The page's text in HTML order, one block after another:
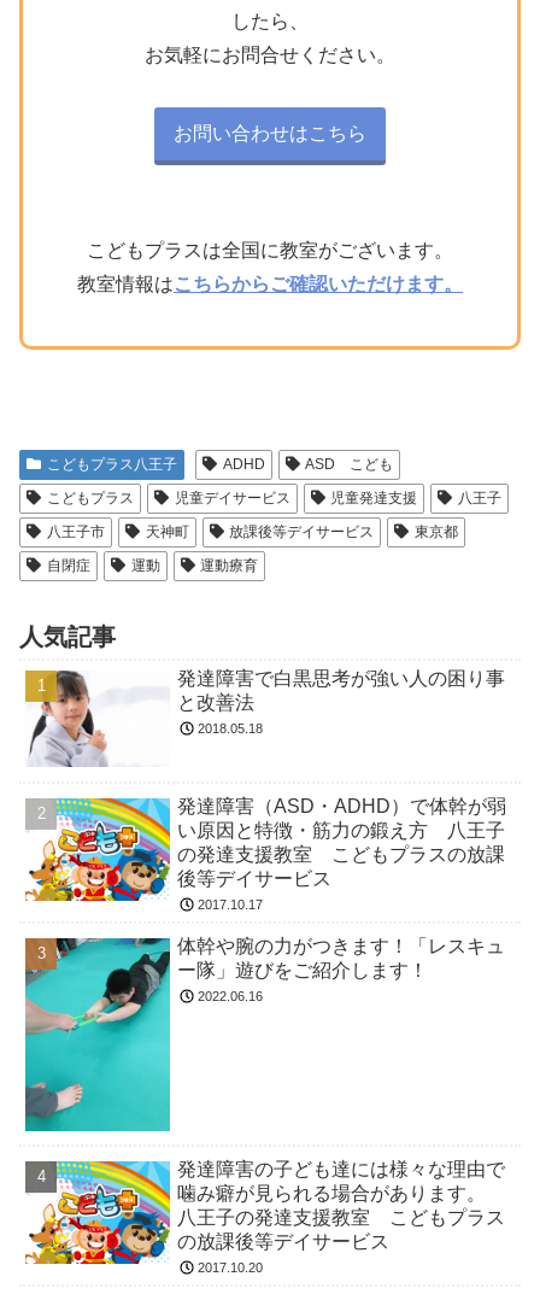
したら、
お気軽にお問合せください。
お問い合わせはこちら
こどもプラスは全国に教室がございます。
教室情報はこちらからご確認いただけます。
こどもプラス八王子 ADHD
ASD こども
こどもプラス
児童デイサービス 児童発達支援
八王子
八王子市
天神町 放課後等デイサービス
東京都
自閉症
運動 運動療育
人気記事
発達障害で白黒思考が強い人の困り事
と改善法
2018.05.18
発達障害（ASD・ADHD）で体幹が弱
い原因と特徴・筋力の鍛え方 八王子
の発達支援教室 こどもプラスの放課
後等デイサービス
2017.10.17
体幹や腕の力がつきます！「レスキュ
ー隊」遊びをご紹介します！
2022.06.16
発達障害の子ども達には様々な理由で
噛み癖が見られる場合があります。
八王子の発達支援教室 こどもプラス
の放課後等デイサービス
2017.10.20